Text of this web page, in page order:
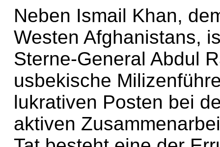
Neben Ismail Khan,
Westen Afghanistans,
Sterne-General Abdul
usbekische
lukrativen Posten bei
aktiven